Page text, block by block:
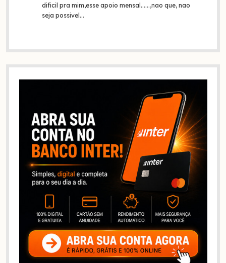
dificil pra mim,esse apoio mensal......,nao que, nao
seja possivel…